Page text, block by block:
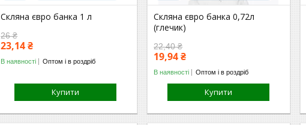
Скляна євро банка 1 л
26 ₴
23,14 ₴
В наявності Оптом і в роздріб
Купити
Скляна євро банка 0,72л
(глечик)
22,40 ₴
19,94 ₴
В наявності Оптом і в роздріб
Купити